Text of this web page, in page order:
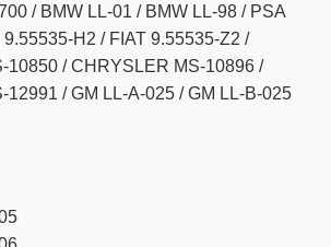
/ BMW LL-01 / BMW LL-98 / PSA
9.55535-H2 / FIAT 9.55535-Z2 /
10850 / CHRYSLER MS-10896 /
/ GM LL-A-025 / GM LL-B-025